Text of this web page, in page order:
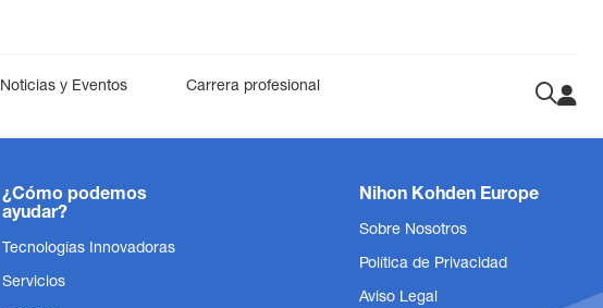
Noticias y Eventos
Carrera profesional
Digital Health
¿Cómo podemos
ayudar?
Tecnologías Innovadoras
Servicios
Nihon Kohden Europe
Sobre Nosotros
Política de Privacidad
Aviso Legal